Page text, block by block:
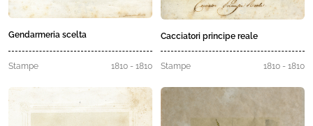
Gendarmeria scelta
Stampe 1810 - 1810
Cacciatori principe reale
Stampe 1810 - 1810